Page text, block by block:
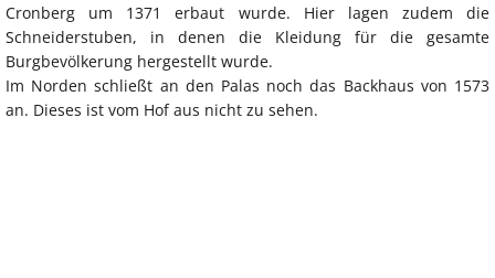
Cronberg um 1371 erbaut wurde. Hier lagen zudem die
Schneiderstuben, in denen die Kleidung für die gesamte
Burgbevölkerung hergestellt wurde.
Im Norden schließt an den Palas noch das Backhaus von 1573
an. Dieses ist vom Hof aus nicht zu sehen.